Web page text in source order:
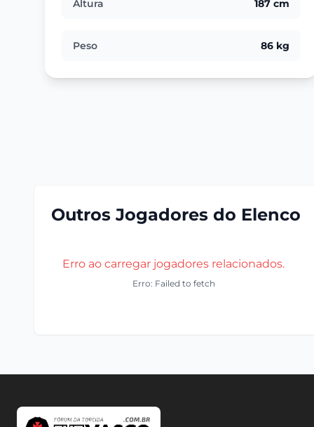
Altura 187 cm
Peso 86 kg
Outros Jogadores do Elenco
Erro ao carregar jogadores relacionados.
Erro: Failed to fetch